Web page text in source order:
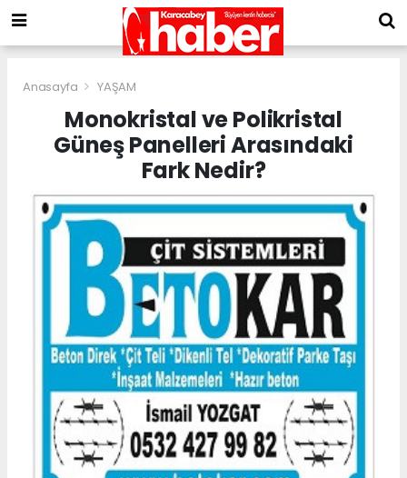
Anasayfa YAŞAM
Monokristal ve Polikristal
Güneş Panelleri Arasındaki
Fark Nedir?